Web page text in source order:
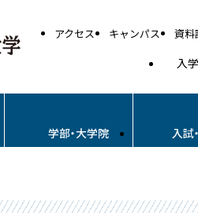
アクセス キャンパス 資料
入
学部・大学院 入試